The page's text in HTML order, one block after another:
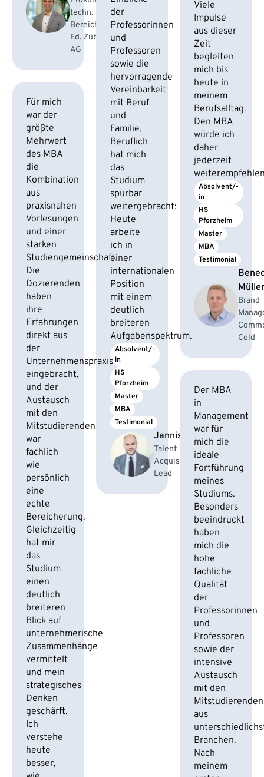
techn.
Bereichsleiter
Ed. Züblin
AG
Viele
Impulse
aus dieser
Zeit
begleiten
mich bis
heute in
meinem
Berufsalltag.
Den MBA
würde ich
daher
jederzeit
Absolvent/-
in
HS
Pforzheim
Master
MBA
Testimonial
Müller
Brand
Cold
der
Professorinnen
und
Professoren
sowie die
hervorragende
Vereinbarkeit
mit Beruf
und
Familie.
Beruflich
hat mich
das
Studium
spürbar
weitergebracht:
Heute
arbeite
ich in
einer
internationalen
Position
mit einem
deutlich
breiteren
Aufgabenspektrum.
Absolvent/-
in
HS
Pforzheim
Master
MBA
Testimonial
Jannis
Talent
Acquisition
Lead
Für mich
war der
größte
Mehrwert
des MBA
die
Kombination
aus
praxisnahen
Vorlesungen
und einer
starken
Studiengemeinschaft.
Die
Dozierenden
haben
ihre
Erfahrungen
direkt aus
der
Unternehmenspraxis
eingebracht,
und der
Austausch
mit den
Mitstudierenden
war
fachlich
wie
persönlich
eine
echte
Bereicherung.
Gleichzeitig
hat mir
das
Studium
einen
deutlich
breiteren
Blick auf
unternehmerische
Zusammenhänge
vermittelt
und mein
strategisches
Denken
geschärft.
Ich
verstehe
heute
besser,
Der MBA
in
Management
war für
mich die
ideale
Fortführung
meines
Studiums.
Besonders
beeindruckt
haben
mich die
hohe
fachliche
Qualität
der
Professorinnen
und
Professoren
sowie der
intensive
Austausch
mit den
Mitstudierenden
aus
Branchen.
Nach
meinem